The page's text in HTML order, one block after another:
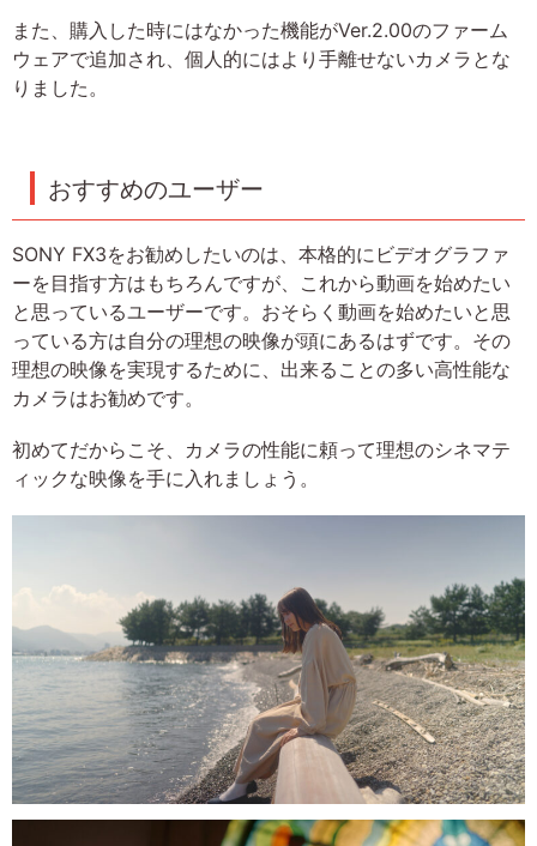
また、購入した時にはなかった機能がVer.2.00のファーム
ウェアで追加され、個人的にはより手離せないカメラとな
りました。
おすすめのユーザー
SONY FX3をお勧めしたいのは、本格的にビデオグラファ
ーを目指す方はもちろんですが、これから動画を始めたい
と思っているユーザーです。おそらく動画を始めたいと思
っている方は自分の理想の映像が頭にあるはずです。その
理想の映像を実現するために、出来ることの多い高性能な
カメラはお勧めです。
初めてだからこそ、カメラの性能に頼って理想のシネマテ
ィックな映像を手に入れましょう。